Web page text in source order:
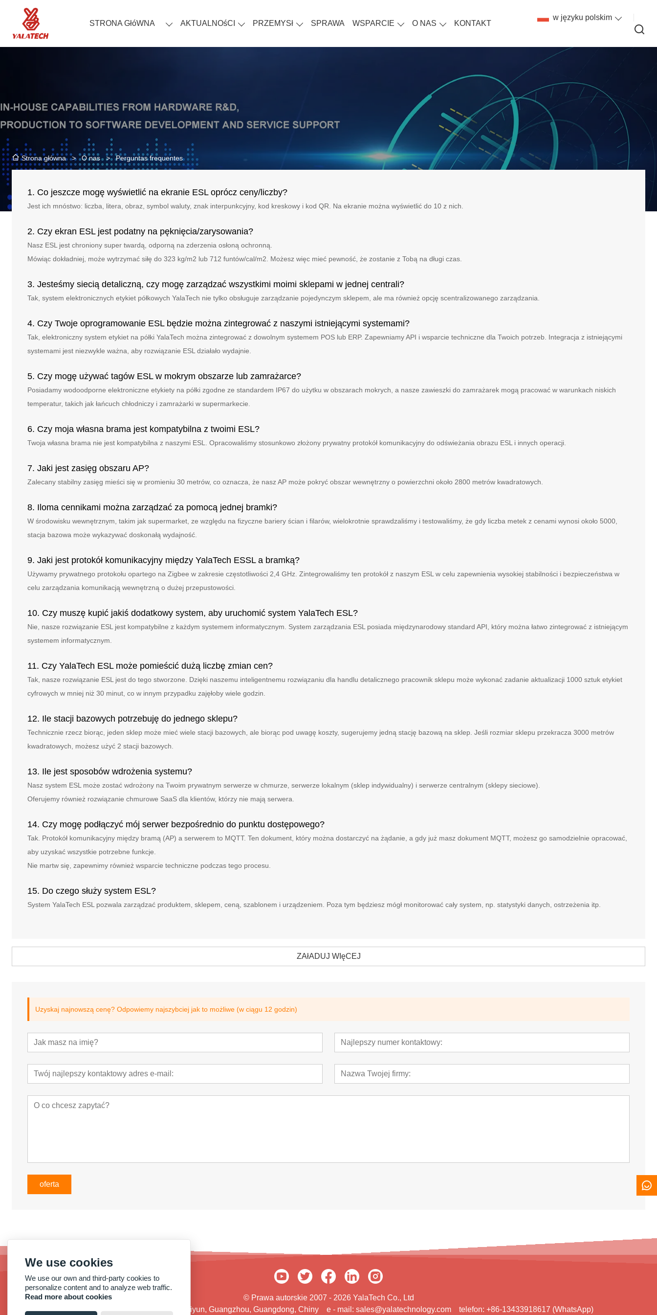
STRONA GłóWNA AKTUALNOśCI PRZEMYSł SPRAWA WSPARCIE O NAS KONTAKT
w języku polskim
Strona główna > O nas > Perguntas frequentes
1. Co jeszcze mogę wyświetlić na ekranie ESL oprócz ceny/liczby?
Jest ich mnóstwo: liczba, litera, obraz, symbol waluty, znak interpunkcyjny, kod kreskowy i kod QR. Na ekranie można wyświetlić do 10 z nich.
2. Czy ekran ESL jest podatny na pęknięcia/zarysowania?
Nasz ESL jest chroniony super twardą, odporną na zderzenia osłoną ochronną.
Mówiąc dokładniej, może wytrzymać siłę do 323 kg/m2 lub 712 funtów/cal/m2. Możesz więc mieć pewność, że zostanie z Tobą na długi czas.
3. Jesteśmy siecią detaliczną, czy mogę zarządzać wszystkimi moimi sklepami w jednej centrali?
Tak, system elektronicznych etykiet półkowych YalaTech nie tylko obsługuje zarządzanie pojedynczym sklepem, ale ma również opcję scentralizowanego zarządzania.
4. Czy Twoje oprogramowanie ESL będzie można zintegrować z naszymi istniejącymi systemami?
Tak, elektroniczny system etykiet na półki YalaTech można zintegrować z dowolnym systemem POS lub ERP. Zapewniamy API i wsparcie techniczne dla Twoich potrzeb. Integracja z istniejącymi
systemami jest niezwykle ważna, aby rozwiązanie ESL działało wydajnie.
5. Czy mogę używać tagów ESL w mokrym obszarze lub zamrażarce?
Posiadamy wodoodporne elektroniczne etykiety na półki zgodne ze standardem IP67 do użytku w obszarach mokrych, a nasze zawieszki do zamrażarek mogą pracować w warunkach niskich
temperatur, takich jak łańcuch chłodniczy i zamrażarki w supermarkecie.
6. Czy moja własna brama jest kompatybilna z twoimi ESL?
Twoja własna brama nie jest kompatybilna z naszymi ESL. Opracowaliśmy stosunkowo złożony prywatny protokół komunikacyjny do odświeżania obrazu ESL i innych operacji.
7. Jaki jest zasięg obszaru AP?
Zalecany stabilny zasięg mieści się w promieniu 30 metrów, co oznacza, że ​​nasz AP może pokryć obszar wewnętrzny o powierzchni około 2800 metrów kwadratowych.
8. Iloma cennikami można zarządzać za pomocą jednej bramki?
W środowisku wewnętrznym, takim jak supermarket, ze względu na fizyczne bariery ścian i filarów, wielokrotnie sprawdzaliśmy i testowaliśmy, że gdy liczba metek z cenami wynosi około 5000,
stacja bazowa może wykazywać doskonałą wydajność.
9. Jaki jest protokół komunikacyjny między YalaTech ESSL a bramką?
Używamy prywatnego protokołu opartego na Zigbee w zakresie częstotliwości 2,4 GHz. Zintegrowaliśmy ten protokół z naszym ESL w celu zapewnienia wysokiej stabilności i bezpieczeństwa w
celu zarządzania komunikacją wewnętrzną o dużej przepustowości.
10. Czy muszę kupić jakiś dodatkowy system, aby uruchomić system YalaTech ESL?
Nie, nasze rozwiązanie ESL jest kompatybilne z każdym systemem informatycznym. System zarządzania ESL posiada międzynarodowy standard API, który można łatwo zintegrować z istniejącym
systemem informatycznym.
11. Czy YalaTech ESL może pomieścić dużą liczbę zmian cen?
Tak, nasze rozwiązanie ESL jest do tego stworzone. Dzięki naszemu inteligentnemu rozwiązaniu dla handlu detalicznego pracownik sklepu może wykonać zadanie aktualizacji 1000 sztuk etykiet
cyfrowych w mniej niż 30 minut, co w innym przypadku zajęłoby wiele godzin.
12. Ile stacji bazowych potrzebuję do jednego sklepu?
Technicznie rzecz biorąc, jeden sklep może mieć wiele stacji bazowych, ale biorąc pod uwagę koszty, sugerujemy jedną stację bazową na sklep. Jeśli rozmiar sklepu przekracza 3000 metrów
kwadratowych, możesz użyć 2 stacji bazowych.
13. Ile jest sposobów wdrożenia systemu?
Nasz system ESL może zostać wdrożony na Twoim prywatnym serwerze w chmurze, serwerze lokalnym (sklep indywidualny) i serwerze centralnym (sklepy sieciowe).
Oferujemy również rozwiązanie chmurowe SaaS dla klientów, którzy nie mają serwera.
14. Czy mogę podłączyć mój serwer bezpośrednio do punktu dostępowego?
Tak. Protokół komunikacyjny między bramą (AP) a serwerem to MQTT. Ten dokument, który można dostarczyć na żądanie, a gdy już masz dokument MQTT, możesz go samodzielnie opracować,
aby uzyskać wszystkie potrzebne funkcje.
Nie martw się, zapewnimy również wsparcie techniczne podczas tego procesu.
15. Do czego służy system ESL?
System YalaTech ESL pozwala zarządzać produktem, sklepem, ceną, szablonem i urządzeniem. Poza tym będziesz mógł monitorować cały system, np. statystyki danych, ostrzeżenia itp.
ZAłADUJ WIęCEJ
Uzyskaj najnowszą cenę? Odpowiemy najszybciej jak to możliwe (w ciągu 12 godzin)
oferta
© Prawa autorskie 2007 - 2026 YalaTech Co., Ltd
adres: Nr 38, Qide Road, dystrykt Baiyun, Guangzhou, Guangdong, Chiny e - mail: sales@yalatechnology.com telefon: +86-13433918617 (WhatsApp)
We use cookies
We use our own and third-party cookies to
personalize content and to analyze web traffic.
Read more about cookies